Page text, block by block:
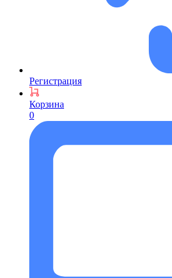
Регистрация
Корзина
0